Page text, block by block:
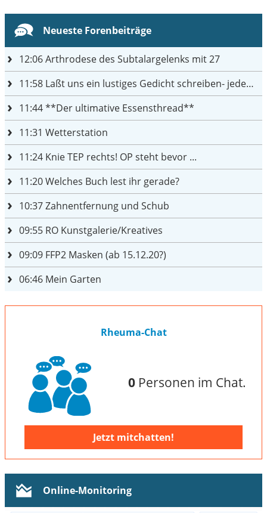
Neueste Forenbeiträge
12:06Arthrodese des Subtalargelenks mit 27
11:58 Laßt uns ein lustiges Gedicht schreiben- jeder einen Satz
11:44**Der ultimative Essensthread**
11:31 Wetterstation
11:24 Knie TEP rechts! OP steht bevor ...
11:20Welches Buch lest ihr gerade?
10:37Zahnentfernung und Schub
09:55 RO Kunstgalerie/Kreatives
09:09 FFP2 Masken (ab 15.12.20?)
06:46 Mein Garten
Rheuma-Chat
0Personen im Chat.
Jetzt mitchatten!
Online-Monitoring